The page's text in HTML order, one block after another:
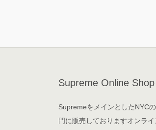
Supreme Online
SupremeをメインとしたNYC
門に販売しておりますオンライ